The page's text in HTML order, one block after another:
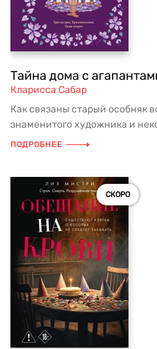
Тайна дома с
Кларисса Сабар
Как связаны старый особняк
знаменитого художника и
ПОДРОБНЕЕ
СКОРО